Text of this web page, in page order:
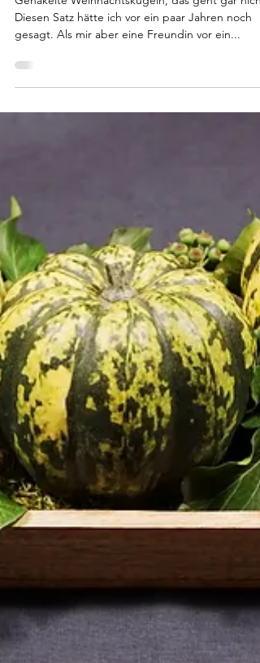
Gehäkelte Weihnachtskugeln
Gehäkelte Weihnachtskugeln, das geht gar
Diesen Satz hätte ich vor ein paar Jahren noch